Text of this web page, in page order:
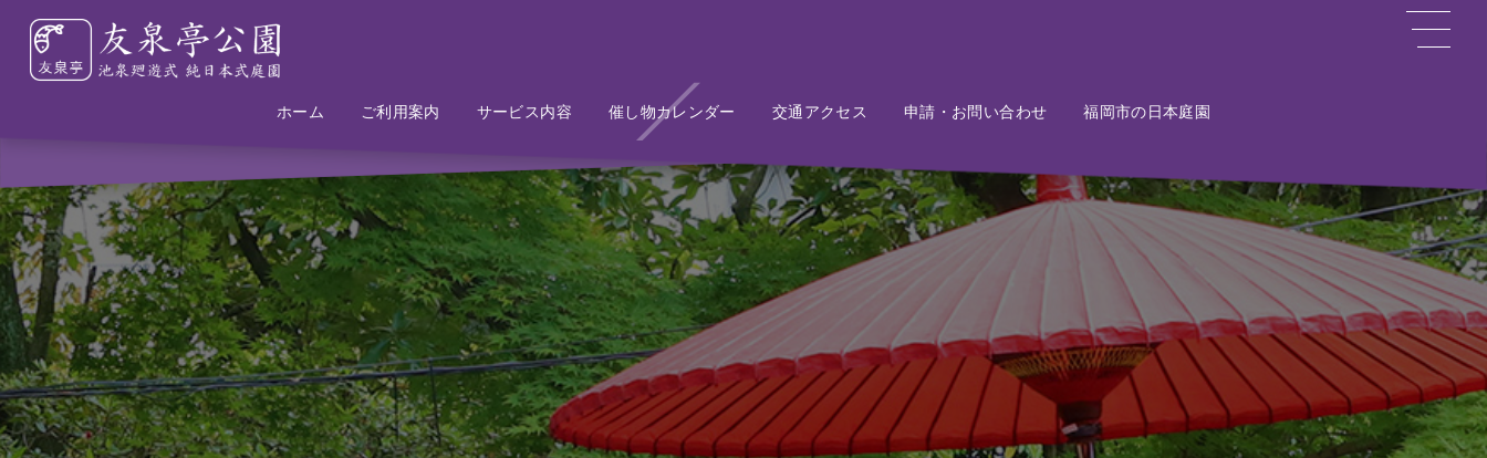
ホーム
Home ご利用案内
Information サービス内容
Service 催し物カレンダー
Event 交通アクセス
Access 申請・お問い合わせ
Contact 福岡市の日本庭園
Potal